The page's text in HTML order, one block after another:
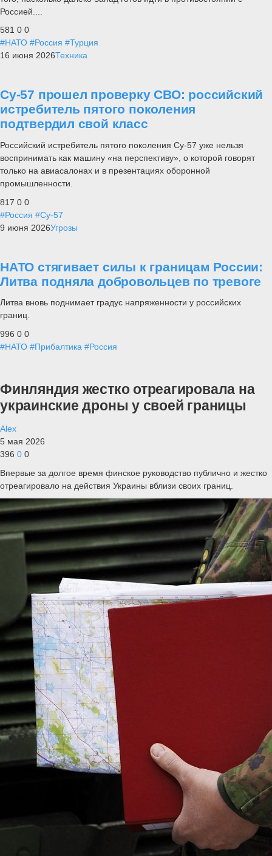
Россией....
581 0 0
#НАТО #Россия #Турция
16 июня 2026Техника
Су-57 прошел проверку СВО: российский
истребитель пятого поколения
подтвердил свой класс
Российский истребитель пятого поколения Су-57 уже нельзя
воспринимать как машину «на перспективу», о которой говорят
только на авиасалонах и в презентациях оборонной
промышленности.
817 0 0
#Россия #Су-57
9 июня 2026Угрозы
НАТО стягивает силы к границам России:
Литва подняла добровольцев по тревоге
Литва вновь поднимает градус напряженности у российских
границ.
996 0 0
#НАТО #Прибалтика #Россия
Финляндия жестко отреагировала на
украинские дроны у своей границы
Alex
5 мая 2026
396 0 0
Впервые за долгое время финское руководство публично и жестко
отреагировало на действия Украины вблизи своих границ.